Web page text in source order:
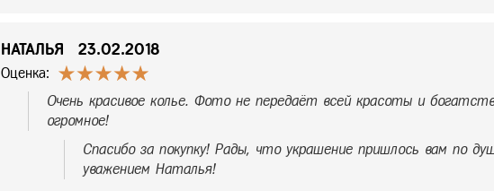
НАТАЛЬЯ 23.02.2018
Оценка:
Очень красивое колье. Фото не передаёт всей красоты и
огромное!
Спасибо за покупку! Рады, что украшение пришлось вам по
уважением Наталья!